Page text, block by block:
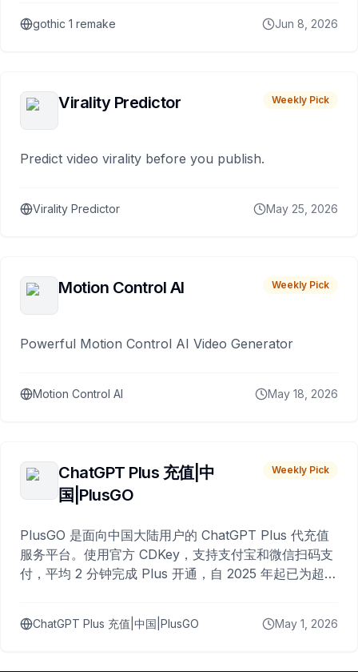
gothic 1 remake Jun 8, 2026
Virality Predictor Weekly Pick
Predict video virality before you publish.
Virality Predictor May 25, 2026
Motion Control AI Weekly Pick
Powerful Motion Control AI Video Generator
Motion Control AI May 18, 2026
ChatGPT Plus 充值|中
国|PlusGO
Weekly Pick
PlusGO 是面向中国大陆用户的 ChatGPT Plus 代充值
服务平台。使用官方 CDKey，支持支付宝和微信扫码支
付，平均 2 分钟完成 Plus 开通，自 2025 年起已为超过
ChatGPT Plus 充值|中国|PlusGO May 1, 2026